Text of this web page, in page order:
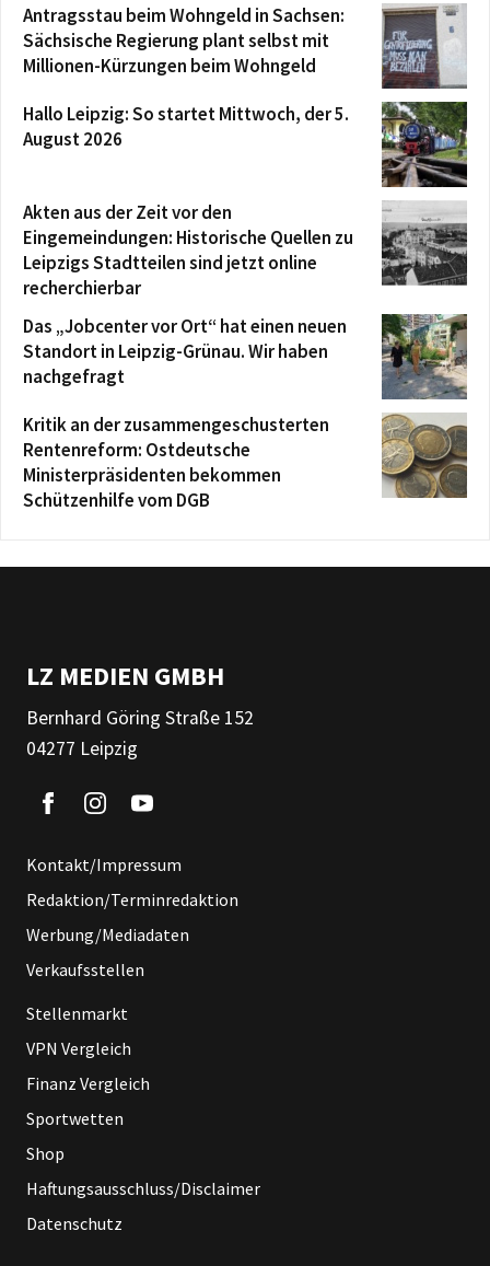
Antragsstau beim Wohngeld in Sachsen:
Sächsische Regierung plant selbst mit
Millionen-Kürzungen beim Wohngeld
Hallo Leipzig: So startet Mittwoch, der 5.
August 2026
Akten aus der Zeit vor den
Eingemeindungen: Historische Quellen zu
Leipzigs Stadtteilen sind jetzt online
recherchierbar
Das „Jobcenter vor Ort“ hat einen neuen
Standort in Leipzig-Grünau. Wir haben
nachgefragt
Kritik an der zusammengeschusterten
Rentenreform: Ostdeutsche
Ministerpräsidenten bekommen
Schützenhilfe vom DGB
LZ MEDIEN GMBH
Bernhard Göring Straße 152
04277 Leipzig
Kontakt/Impressum
Redaktion/Terminredaktion
Werbung/Mediadaten
Verkaufsstellen
Stellenmarkt
VPN Vergleich
Finanz Vergleich
Sportwetten
Shop
Haftungsausschluss/Disclaimer
Datenschutz